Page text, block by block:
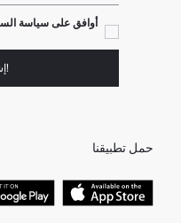
أوافق على سياسة
حمل تطبيقنا